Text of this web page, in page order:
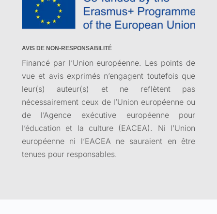
AVIS DE NON-RESPONSABILITÉ
Financé par l’Union européenne. Les points de
vue et avis exprimés n’engagent toutefois que
leur(s) auteur(s) et ne reflètent pas
nécessairement ceux de l’Union européenne ou
de l’Agence exécutive européenne pour
l’éducation et la culture (EACEA). Ni l’Union
européenne ni l’EACEA ne sauraient en être
tenues pour responsables.